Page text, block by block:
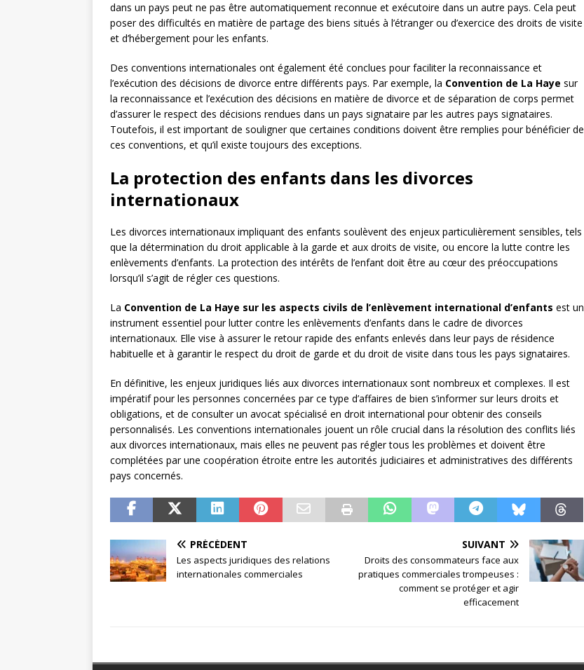
dans un pays peut ne pas être automatiquement reconnue et exécutoire dans un autre pays. Cela peut
poser des difficultés en matière de partage des biens situés à l’étranger ou d’exercice des droits de visite
et d’hébergement pour les enfants.
Des conventions internationales ont également été conclues pour faciliter la reconnaissance et
l’exécution des décisions de divorce entre différents pays. Par exemple, la Convention de La Haye sur
la reconnaissance et l’exécution des décisions en matière de divorce et de séparation de corps permet
d’assurer le respect des décisions rendues dans un pays signataire par les autres pays signataires.
Toutefois, il est important de souligner que certaines conditions doivent être remplies pour bénéficier de
ces conventions, et qu’il existe toujours des exceptions.
La protection des enfants dans les divorces
internationaux
Les divorces internationaux impliquant des enfants soulèvent des enjeux particulièrement sensibles, tels
que la détermination du droit applicable à la garde et aux droits de visite, ou encore la lutte contre les
enlèvements d’enfants. La protection des intérêts de l’enfant doit être au cœur des préoccupations
lorsqu’il s’agit de régler ces questions.
La Convention de La Haye sur les aspects civils de l’enlèvement international d’enfants est un
instrument essentiel pour lutter contre les enlèvements d’enfants dans le cadre de divorces
internationaux. Elle vise à assurer le retour rapide des enfants enlevés dans leur pays de résidence
habituelle et à garantir le respect du droit de garde et du droit de visite dans tous les pays signataires.
En définitive, les enjeux juridiques liés aux divorces internationaux sont nombreux et complexes. Il est
impératif pour les personnes concernées par ce type d’affaires de bien s’informer sur leurs droits et
obligations, et de consulter un avocat spécialisé en droit international pour obtenir des conseils
personnalisés. Les conventions internationales jouent un rôle crucial dans la résolution des conflits liés
aux divorces internationaux, mais elles ne peuvent pas régler tous les problèmes et doivent être
complétées par une coopération étroite entre les autorités judiciaires et administratives des différents
pays concernés.
PRÉCÉDENT
Les aspects juridiques des relations
internationales commerciales
SUIVANT
Droits des consommateurs face aux
pratiques commerciales trompeuses :
comment se protéger et agir
efficacement